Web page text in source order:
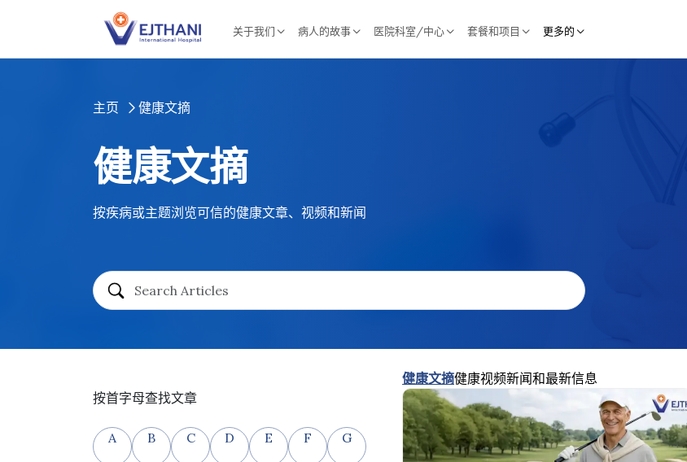
关于我们 病人的故事 医院科室/中心 套餐和项目 更多的
主页 健康文摘
健康文摘
按疾病或主题浏览可信的健康文章、视频和新闻
按首字母查找文章
A B C D E F G
健康文摘健康视频新闻和最新信息